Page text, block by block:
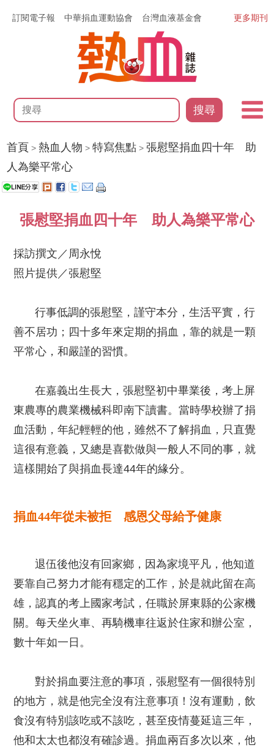
訂閱電子報 中華捐血運動協會 台灣血液基金會
搜尋
更多期刊
首頁 >熱血人物 >特寫焦點 > 張慰堅捐血四十年 助
人為樂平常心
張慰堅捐血四十年 助人為樂平常心
採訪撰文／周永悅
照片提供／張慰堅
行事低調的張慰堅，謹守本分，生活平實，行
善不居功；四十多年來定期的捐血，靠的就是一顆
平常心，和嚴謹的習慣。
在嘉義出生長大，張慰堅初中畢業後，考上屏
東農專的農業機械科即南下讀書。當時學校辦了捐
血活動，年紀輕輕的他，雖然不了解捐血，只直覺
這很有意義，又總是喜歡做與一般人不同的事，就
這樣開始了與捐血長達44年的緣分。
捐血44年從未被拒 感恩父母給予健康
退伍後他沒有回家鄉，因為家境平凡，他知道
要靠自己努力才能有穩定的工作，於是就此留在高
雄，認真的考上國家考試，任職於屏東縣的公家機
關。每天坐火車、再騎機車往返於住家和辦公室，
數十年如一日。
對於捐血要注意的事項，張慰堅有一個很特別
的地方，就是他完全沒有注意事項！沒有運動，飲
食沒有特別該吃或不該吃，甚至疫情蔓延這三年，
他和太太也都沒有確診過。捐血兩百多次以來，他